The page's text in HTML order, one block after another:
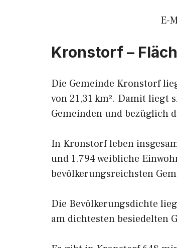
E-
Kronstorf –
Die Gemeinde Kronstorf
von 21,31 km². Damit liegt
Gemeinden und bezüglich
In Kronstorf leben
und 1.794 weibliche
bevölkerungsreichsten
Die Bevölkerungsdichte
am dichtesten besiedelten